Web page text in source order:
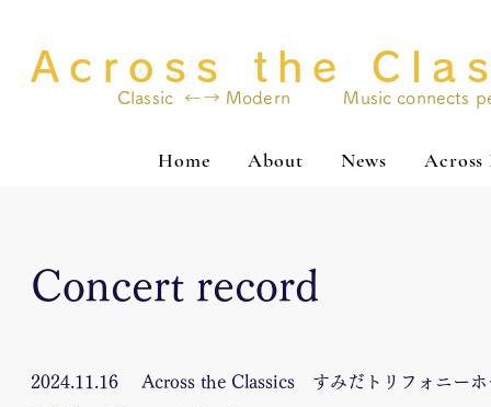
​Across the
​Classic ←→ Modern Music connects
Home About News Across
Concert record
2024.11.16 Across the Classics すみだトリフォニー